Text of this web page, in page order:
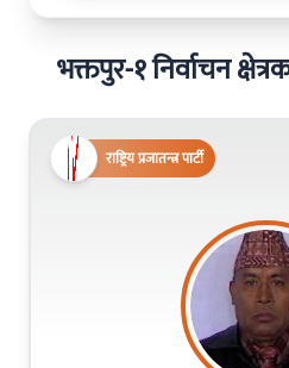
भक्तपुर-१ निर्वाचन
राष्ट्रिय प्रजातन्त्र पार्टी